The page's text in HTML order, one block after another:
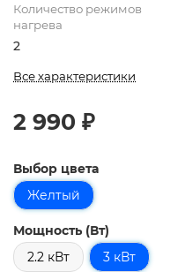
Количество режимов
нагрева
2
Все характеристики
2 990 ₽
Выбор цвета
Желтый
Мощность (Вт)
2.2 кВт
3 кВт